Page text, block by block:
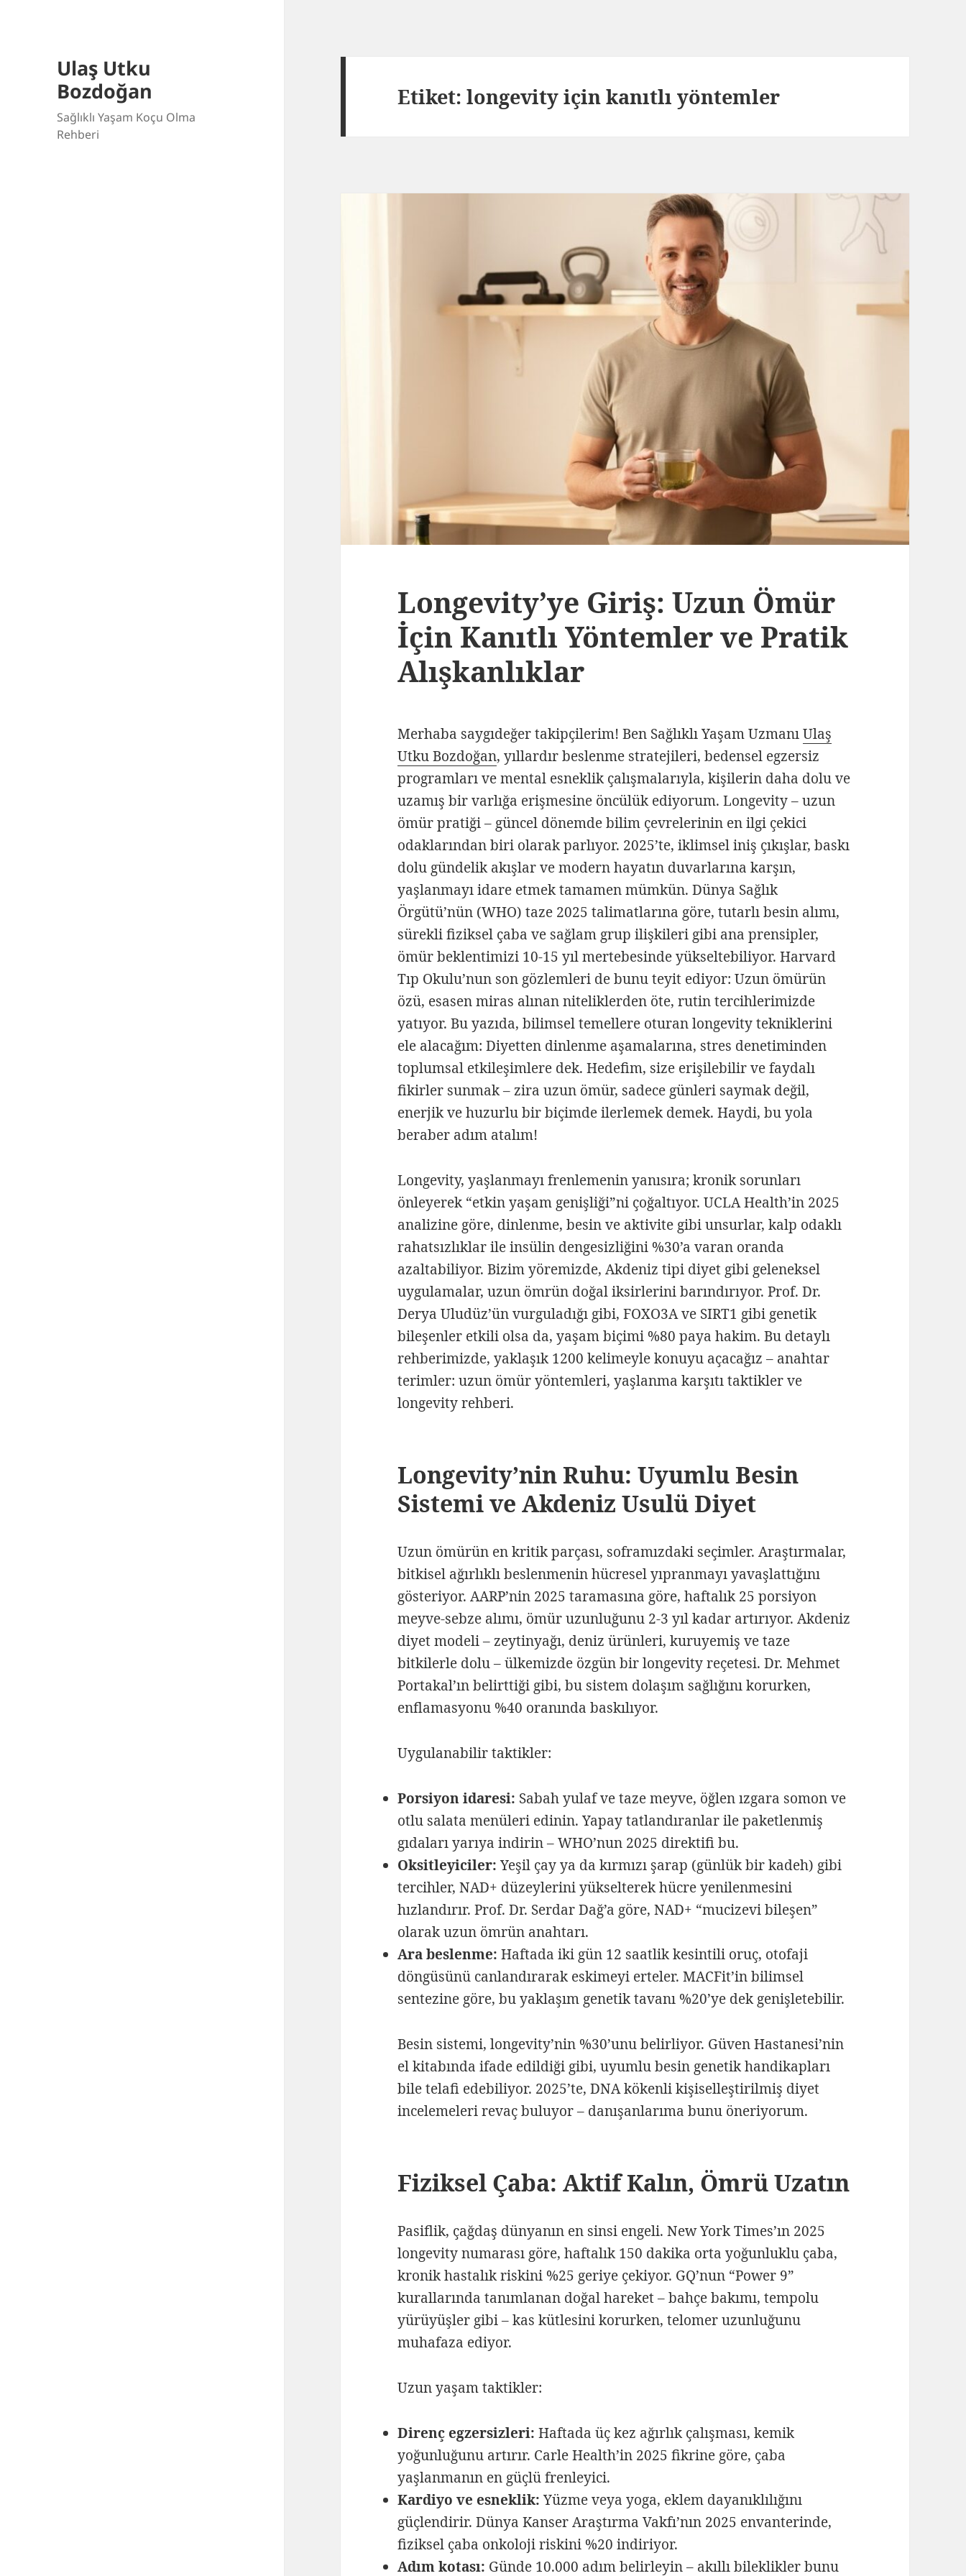
Ulaş Utku
Bozdoğan
Sağlıklı Yaşam Koçu Olma
Rehberi
Etiket:longevity için kanıtlı yöntemler
Longevity’ye Giriş: Uzun Ömür
İçin Kanıtlı Yöntemler ve Pratik
Alışkanlıklar
Merhaba saygıdeğer takipçilerim! Ben Sağlıklı Yaşam UzmanıUlaş
Utku Bozdoğan, yıllardır beslenme stratejileri, bedensel egzersiz
programları ve mental esneklik çalışmalarıyla, kişilerin daha dolu ve
uzamış bir varlığa erişmesine öncülük ediyorum. Longevity – uzun
ömür pratiği – güncel dönemde bilim çevrelerinin en ilgi çekici
odaklarından biri olarak parlıyor. 2025’te, iklimsel iniş çıkışlar, baskı
dolu gündelik akışlar ve modern hayatın duvarlarına karşın,
yaşlanmayı idare etmek tamamen mümkün. Dünya Sağlık
Örgütü’nün (WHO) taze 2025 talimatlarına göre, tutarlı besin alımı,
sürekli fiziksel çaba ve sağlam grup ilişkileri gibi ana prensipler,
ömür beklentimizi 10-15 yıl mertebesinde yükseltebiliyor. Harvard
Tıp Okulu’nun son gözlemleri de bunu teyit ediyor: Uzun ömürün
özü, esasen miras alınan niteliklerden öte, rutin tercihlerimizde
yatıyor. Bu yazıda, bilimsel temellere oturan longevity tekniklerini
ele alacağım: Diyetten dinlenme aşamalarına, stres denetiminden
toplumsal etkileşimlere dek. Hedefim, size erişilebilir ve faydalı
fikirler sunmak – zira uzun ömür, sadece günleri saymak değil,
enerjik ve huzurlu bir biçimde ilerlemek demek. Haydi, bu yola
beraber adım atalım!
Longevity, yaşlanmayı frenlemenin yanısıra; kronik sorunları
önleyerek “etkin yaşam genişliği”ni çoğaltıyor. UCLA Health’in 2025
analizine göre, dinlenme, besin ve aktivite gibi unsurlar, kalp odaklı
rahatsızlıklar ile insülin dengesizliğini %30’a varan oranda
azaltabiliyor. Bizim yöremizde, Akdeniz tipi diyet gibi geleneksel
uygulamalar, uzun ömrün doğal iksirlerini barındırıyor. Prof. Dr.
Derya Uludüz’ün vurguladığı gibi, FOXO3A ve SIRT1 gibi genetik
bileşenler etkili olsa da, yaşam biçimi %80 paya hakim. Bu detaylı
rehberimizde, yaklaşık 1200 kelimeyle konuyu açacağız – anahtar
terimler: uzun ömür yöntemleri, yaşlanma karşıtı taktikler ve
longevity rehberi.
Longevity’nin Ruhu: Uyumlu Besin
Sistemi ve Akdeniz Usulü Diyet
Uzun ömürün en kritik parçası, soframızdaki seçimler. Araştırmalar,
bitkisel ağırlıklı beslenmenin hücresel yıpranmayı yavaşlattığını
gösteriyor. AARP’nin 2025 taramasına göre, haftalık 25 porsiyon
meyve-sebze alımı, ömür uzunluğunu 2-3 yıl kadar artırıyor. Akdeniz
diyet modeli – zeytinyağı, deniz ürünleri, kuruyemiş ve taze
bitkilerle dolu – ülkemizde özgün bir longevity reçetesi. Dr. Mehmet
Portakal’ın belirttiği gibi, bu sistem dolaşım sağlığını korurken,
enflamasyonu %40 oranında baskılıyor.
Uygulanabilir taktikler:
Porsiyon idaresi: Sabah yulaf ve taze meyve, öğlen ızgara somon ve
otlu salata menüleri edinin. Yapay tatlandıranlar ile paketlenmiş
gıdaları yarıya indirin – WHO’nun 2025 direktifi bu.
Oksitleyiciler: Yeşil çay ya da kırmızı şarap (günlük bir kadeh) gibi
tercihler, NAD+ düzeylerini yükselterek hücre yenilenmesini
hızlandırır. Prof. Dr. Serdar Dağ’a göre, NAD+ “mucizevi bileşen”
olarak uzun ömrün anahtarı.
Ara beslenme: Haftada iki gün 12 saatlik kesintili oruç, otofaji
döngüsünü canlandırarak eskimeyi erteler. MACFit’in bilimsel
sentezine göre, bu yaklaşım genetik tavanı %20’ye dek genişletebilir.
Besin sistemi, longevity’nin %30’unu belirliyor. Güven Hastanesi’nin
el kitabında ifade edildiği gibi, uyumlu besin genetik handikapları
bile telafi edebiliyor. 2025’te, DNA kökenli kişiselleştirilmiş diyet
incelemeleri revaç buluyor – danışanlarıma bunu öneriyorum.
Fiziksel Çaba: Aktif Kalın, Ömrü Uzatın
Pasiflik, çağdaş dünyanın en sinsi engeli. New York Times’ın 2025
longevity numarası göre, haftalık 150 dakika orta yoğunluklu çaba,
kronik hastalık riskini %25 geriye çekiyor. GQ’nun “Power 9”
kurallarında tanımlanan doğal hareket – bahçe bakımı, tempolu
yürüyüşler gibi – kas kütlesini korurken, telomer uzunluğunu
muhafaza ediyor.
Uzun yaşam taktikler:
Direnç egzersizleri: Haftada üç kez ağırlık çalışması, kemik
yoğunluğunu artırır. Carle Health’in 2025 fikrine göre, çaba
yaşlanmanın en güçlü frenleyici.
Kardiyo ve esneklik: Yüzme veya yoga, eklem dayanıklılığını
güçlendirir. Dünya Kanser Araştırma Vakfı’nın 2025 envanterinde,
fiziksel çaba onkoloji riskini %20 indiriyor.
Adım kotası: Günde 10.000 adım belirleyin – akıllı bileklikler bunu